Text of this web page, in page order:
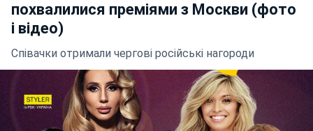
похвалилися преміями з Москви (фото
і відео)
Співачки отримали чергові російські нагороди